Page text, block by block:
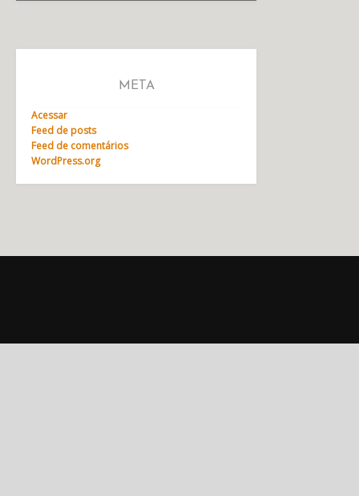
META
Acessar
Feed de posts
Feed de comentários
WordPress.org